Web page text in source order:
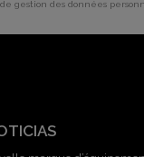
gestion des données